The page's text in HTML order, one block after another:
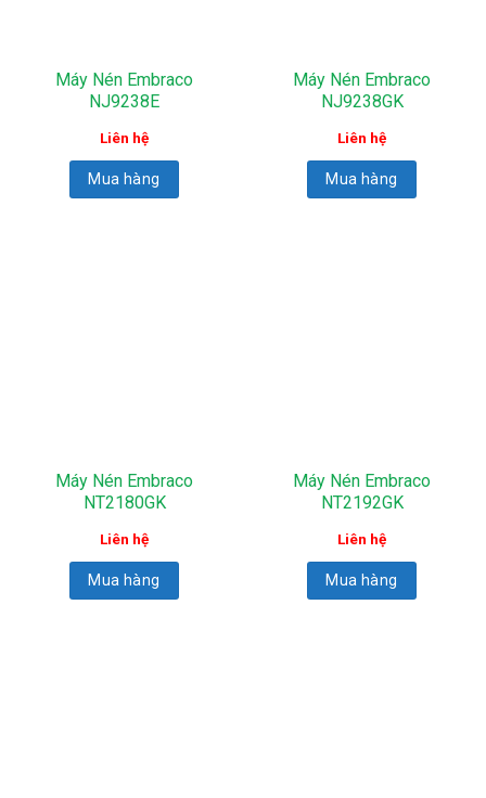
Máy Nén Embraco
NJ9238E
Liên hệ
Mua hàng
Máy Nén Embraco
NJ9238GK
Liên hệ
Mua hàng
Máy Nén Embraco
NT2180GK
Liên hệ
Mua hàng
Máy Nén Embraco
NT2192GK
Liên hệ
Mua hàng